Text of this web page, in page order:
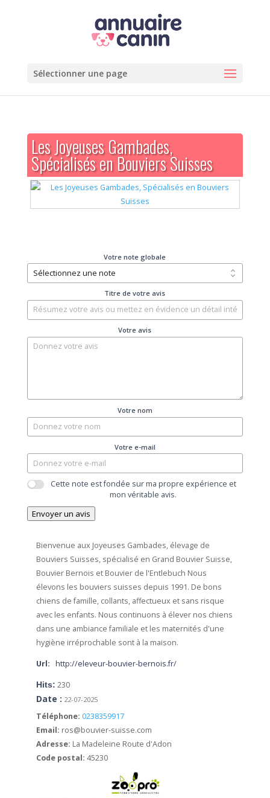
Sélectionner une page
Les Joyeuses Gambades,
Spécialisés en Bouviers Suisses
Votre note globale
Titre de votre avis
Votre avis
Votre nom
Votre e-mail
Cette note est fondée sur ma propre expérience et
mon véritable avis.
Envoyer un avis
Bienvenue aux Joyeuses Gambades, élevage de
Bouviers Suisses, spécialisé en Grand Bouvier Suisse,
Bouvier Bernois et Bouvier de l'Entlebuch Nous
élevons les bouviers suisses depuis 1991. De bons
chiens de famille, collants, affectueux et sans risque
avec les enfants. Nous continuons à élever nos chiens
dans une ambiance familiale et les maternités d'une
hygiène irréprochable sont à la maison.
Url: http://eleveur-bouvier-bernois.fr/
Hits: 230
Date : 22-07-2025
Téléphone: 0238359917
Email: ros@bouvier-suisse.com
Adresse: La Madeleine Route d'Adon
Code postal: 45230